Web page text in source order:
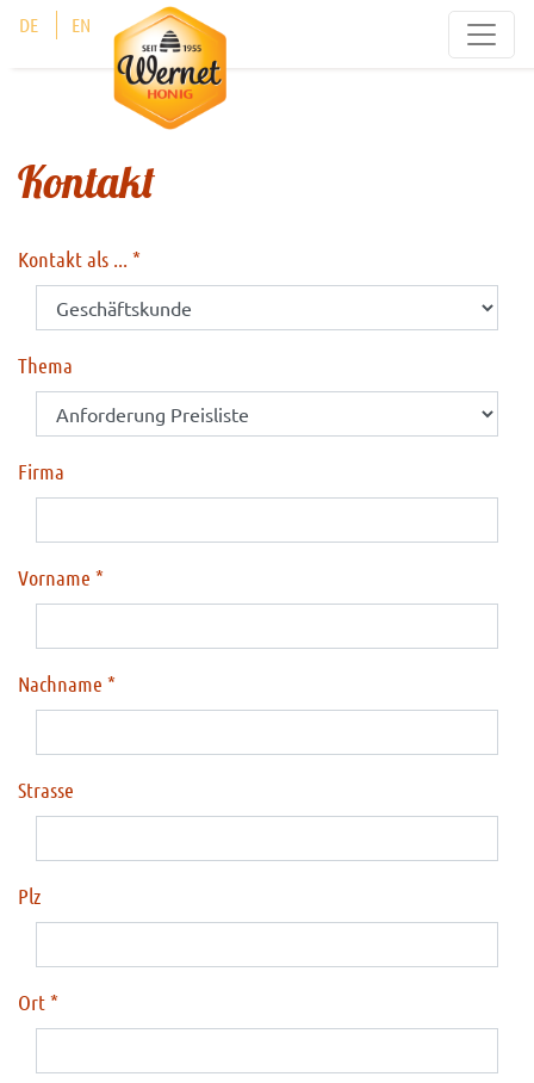
DE EN
Kontakt
Kontakt als ...
Thema
Firma
Vorname
Nachname
Strasse
Plz
Ort
Cookie-Einstellungen